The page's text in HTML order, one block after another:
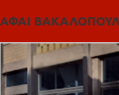
ΑΦΑΙ